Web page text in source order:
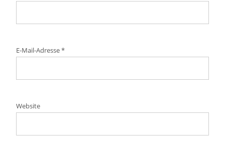
E-Mail-Adresse*
Website